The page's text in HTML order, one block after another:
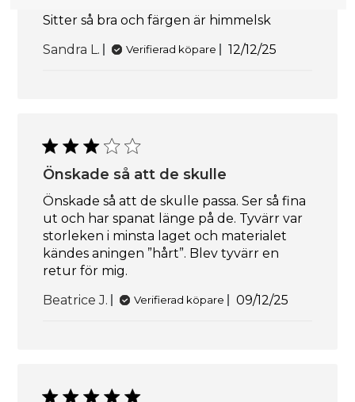
Sitter så bra och färgen är himmelsk
Sandra L.
Verifierad köpare 12/12/25
Önskade så att de skulle
Önskade så att de skulle passa. Ser så fina
ut och har spanat länge på de. Tyvärr var
storleken i minsta laget och materialet
kändes aningen ”hårt”. Blev tyvärr en
retur för mig.
Beatrice J.
Verifierad köpare 09/12/25